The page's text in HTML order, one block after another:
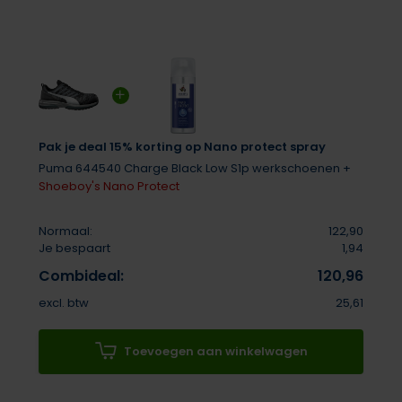
Pak je deal 15% korting op Nano protect spray
Puma 644540 Charge Black Low S1p werkschoenen +
Shoeboy's Nano Protect
Normaal:
122,90
Je bespaart
1,94
Combideal: 120,96
excl. btw 25,61
Toevoegen aan winkelwagen